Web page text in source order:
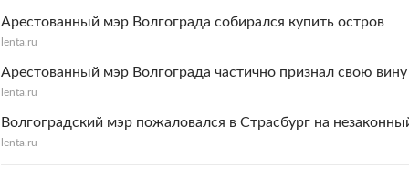
Арестованный мэр Волгограда собирался купить остров
lenta.ru
Арестованный мэр Волгограда частично признал свою вину
lenta.ru
Волгоградский мэр пожаловался в Страсбург на
lenta.ru